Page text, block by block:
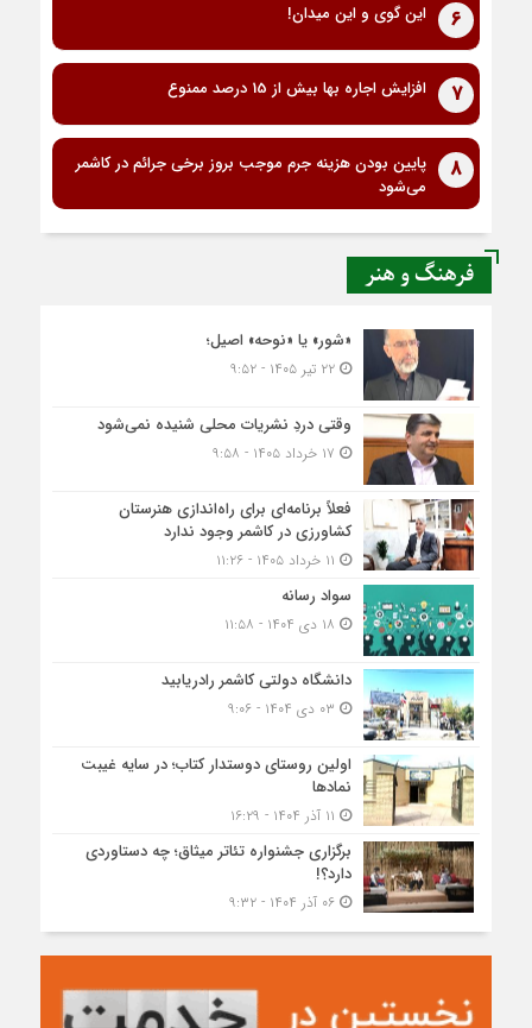
6 این گوی و این میدان!
7 افزایش اجاره بها بیش از 15 درصد ممنوع
8
پایین بودن هزینه جرم موجب بروز برخی جرائم در کاشمر
می‌شود
فرهنگ و هنر
«شور» یا «نوحه» اصیل؛
۲۲ تیر ۱۴۰۵ - ۹:۵۲
وقتی دردِ نشریات محلی شنیده نمی‌شود
فعلاً برنامه‌ای برای راه‌اندازی هنرستان
کشاورزی در کاشمر وجود ندارد
سواد رسانه
دانشگاه دولتی کاشمر‌ رادریابید
اولین روستای دوستدار کتاب؛ در سایه غیبت
نمادها
برگزاری جشنواره تئاتر میثاق؛ چه دستاوردی
دارد؟!
۰۶ آذر ۱۴۰۴ - ۹:۳۲